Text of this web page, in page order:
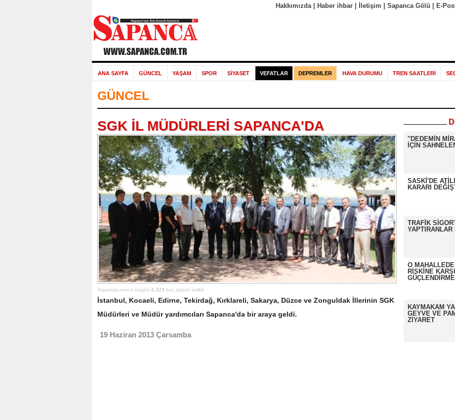
Hakkımızda| Haber ihbar| İletişim Sapanca Gölü E-
ANA SAYFA GÜNCEL YAŞAM SPOR SİYASET VEFATLAR DEPREMLER HAVA DURUMU TREN SAATLERİ
GÜNCEL
''DEDEMİN
İÇİN
SASKİ'DE
KARARI
TRAFİK
YAPTIRANLAR
O
RİSKİNE KARŞI
GÜÇLENDİRME
KAYMAKAM
GEYVE VE
ZİYARET
SGK İL MÜDÜRLERİ SAPANCA'DA
Sapanca.com.tr bugün 2.223kez ziyaret edildi.
İstanbul, Kocaeli, Edirne, Tekirdağ, Kırklareli, Sakarya, Düzce ve Zonguldak İllerinin SGK
Müdürleri ve Müdür yardımcıları Sapanca'da bir araya geldi.
19 Haziran 2013 Çarsamba